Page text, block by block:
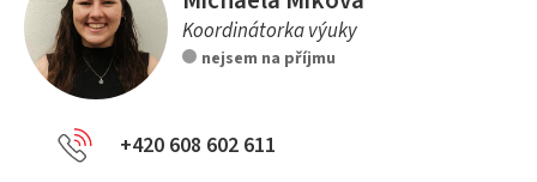
Koordinátorka výuky
nejsem na příjmu
+420 608 602 611